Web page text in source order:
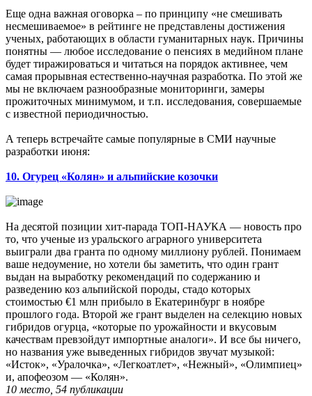
Еще одна важная оговорка – по принципу «не смешивать
несмешиваемое» в рейтинге не представлены достижения
ученых, работающих в области гуманитарных наук. Причины
понятны — любое исследование о пенсиях в медийном плане
будет тиражироваться и читаться на порядок активнее, чем
самая прорывная естественно-научная разработка. По этой же
мы не включаем разнообразные мониторинги, замеры
прожиточных минимумом, и т.п. исследования, совершаемые
с известной периодичностью.
А теперь встречайте самые популярные в СМИ научные
разработки июня:
10. Огурец «Колян» и альпийские козочки
На десятой позиции хит-парада ТОП-НАУКА — новость про
то, что ученые из уральского аграрного университета
выиграли два гранта по одному миллиону рублей. Понимаем
ваше недоумение, но хотели бы заметить, что один грант
выдан на выработку рекомендаций по содержанию и
разведению коз альпийской породы, стадо которых
стоимостью €1 млн прибыло в Екатеринбург в ноябре
прошлого года. Второй же грант выделен на селекцию новых
гибридов огурца, «которые по урожайности и вкусовым
качествам превзойдут импортные аналоги». И все бы ничего,
но названия уже выведенных гибридов звучат музыкой:
«Исток», «Уралочка», «Легкоатлет», «Нежный», «Олимпиец»
и, апофеозом — «Колян».
10 место, 54 публикации